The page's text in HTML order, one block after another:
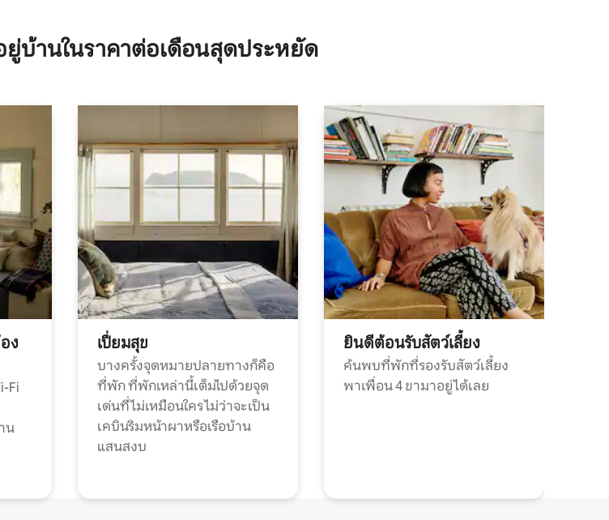
บ้านในราคาต่อเดือนสุดประหยัด
ง
Fi
น
เปี่ยมสุข
บางครั้งจุดหมายปลายทางก็คือ
ที่พัก ที่พักเหล่านี้เต็มไปด้วยจุด
เด่นที่ไม่เหมือนใคร ไม่ว่าจะเป็น
เคบินริมหน้าผาหรือเรือบ้าน
แสนสงบ
ยินดีต้อนรับสัตว์เลี้ยง
ค้นพบที่พักที่รองรับสัตว์เลี้ยง
พาเพื่อน 4 ขามาอยู่ได้เลย